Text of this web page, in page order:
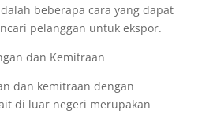
beberapa cara yang dapat
pelanggan untuk ekspor.
dan Kemitraan
dan kemitraan dengan
di luar negeri merupakan